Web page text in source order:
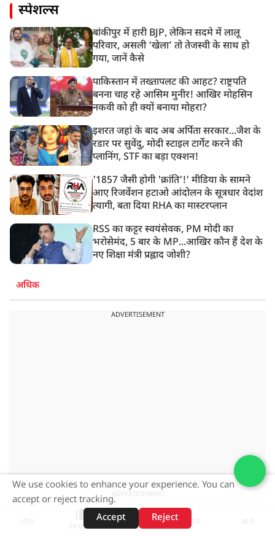
स्पेशल्स
बांकीपुर में हारी BJP, लेकिन सदमे में लालू
परिवार, असली ‘खेला’ तो तेजस्वी के साथ हो
गया, जानें कैसे
पाकिस्तान में तख्तापलट की आहट? राष्ट्रपति
बनना चाह रहे आसिम मुनीर! आखिर मोहसिन
नकवी को ही क्यों बनाया मोहरा?
इशरत जहां के बाद अब अर्पिता सरकार...जैश के
रडार पर सुवेंदु, मोदी स्टाइल टार्गेट करने की
प्लानिंग, STF का बड़ा एक्शन!
'1857 जैसी होगी 'क्रांति'!' मीडिया के सामने
आए रिजर्वेशन हटाओ आंदोलन के सूत्रधार वेदांश
त्यागी, बता दिया RHA का मास्टरप्लान
RSS का कट्टर स्वयंसेवक, PM मोदी का
भरोसेमंद, 5 बार के MP...आखिर कौन हैं देश के
नए शिक्षा मंत्री प्रह्लाद जोशी?
अधिक
ADVERTISEMENT
ADVERTISEMENT
वेब स्टोरीज़
We use cookies to enhance your experience. You can
accept or reject tracking.
Accept
Reject